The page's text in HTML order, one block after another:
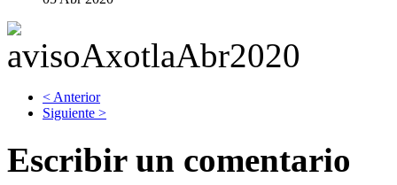
< Anterior
Siguiente >
Escribir un comentario